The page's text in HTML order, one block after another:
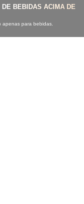
BEBIDAS ACIMA DE
apenas para bebidas.